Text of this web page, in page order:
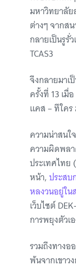
มหาวิทยาลั
ต่างๆ จากส
กลายเป็นรูรั่
TCAS3
จึงกลายมาเ
ครั้งที่ 13 เมื่
แคส – ทีใคร
ความน่าสนใ
ความผิดพล
ประเทศไท
หน้า, ประสบ
หลงวนอยู่ใน
เว็บไซต์
การพยุงตัวเ
รวมถึงทางอ
พ้นจากเขาว